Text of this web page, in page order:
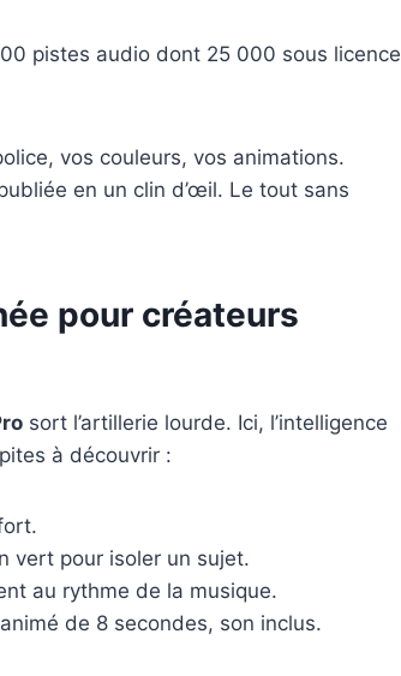
pistes audio dont 25 000 sous licence
vos couleurs, vos animations.
en un clin d’œil. Le tout sans
pour créateurs
sort l’artillerie lourde. Ici, l’intelligence
à découvrir :
vert pour isoler un sujet.
au rythme de la musique.
de 8 secondes, son inclus.